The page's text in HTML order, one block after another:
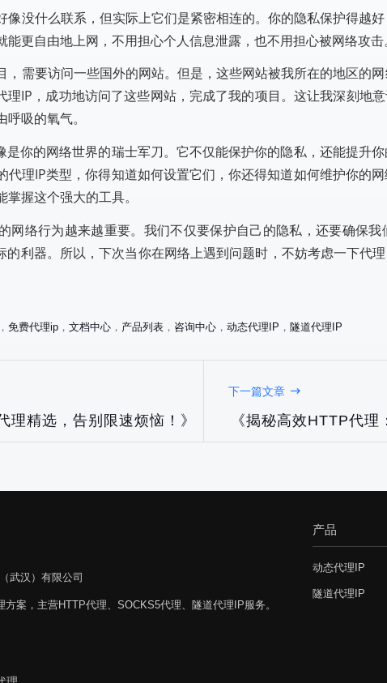
像没什么联系，但实际上它们是紧密相连的。你的隐私保护得越
更自由地上网，不用担心个人信息泄露，也不用担心被网络攻击。
，需要访问一些国外的网站。但是，这些网站被我所在的地区的
IP，成功地访问了这些网站，完成了我的项目。这让我深刻地
吸的氧气。
是你的网络世界的瑞士军刀。它不仅能保护你的隐私，还能提升
代理IP类型，你得知道如何设置它们，你还得知道如何维护你的
握这个强大的工具。
网络行为越来越重要。我们不仅要保护自己的隐私，还要确保
的利器。所以，下次当你在网络上遇到问题时，不妨考虑一下代
， 免费代理ip ， 文档中心 ， 产品列表 ， 咨询中心 ， 动态代理IP ， 隧道代理IP
理精选，告别限速烦恼！》
下一篇文章
《揭秘高效HTTP代
武汉）有限公司
案，主营HTTP代理、SOCKS5代理、隧道代理IP服务。
产品
动态代理IP
隧道代理IP